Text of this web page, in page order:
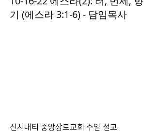
기 (에스라 3:1-6) - 담임목사
신시내티 중앙장로교회 주일 설교